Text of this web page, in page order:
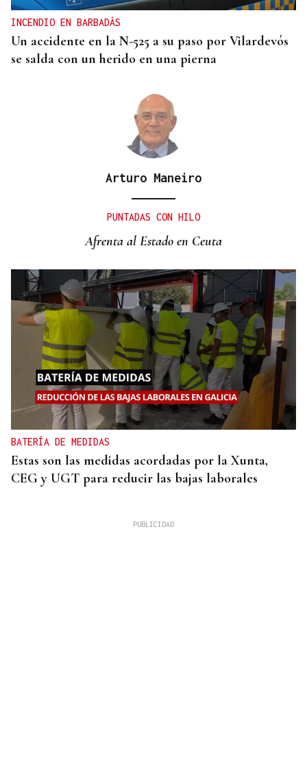
INCENDIO EN BARBADÁS
Un accidente en la N-525 a su paso por Vilardevós
se salda con un herido en una pierna
Arturo Maneiro
PUNTADAS CON HILO
Afrenta al Estado en Ceuta
BATERÍA DE MEDIDAS
Estas son las medidas acordadas por la Xunta,
CEG y UGT para reducir las bajas laborales